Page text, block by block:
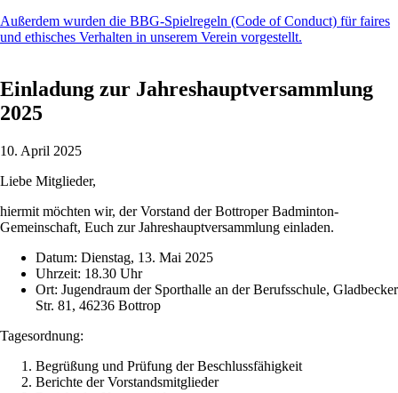
Außerdem wurden die BBG-Spielregeln (Code of Conduct) für faires
und ethisches Verhalten in unserem Verein vorgestellt.
Einladung zur Jahreshauptversammlung
2025
10. April 2025
Liebe Mitglieder,
hiermit möchten wir, der Vorstand der Bottroper Badminton-
Gemeinschaft, Euch zur Jahreshauptversammlung einladen.
Datum: Dienstag, 13. Mai 2025
Uhrzeit: 18.30 Uhr
Ort: Jugendraum der Sporthalle an der Berufsschule, Gladbecker
Str. 81, 46236 Bottrop
Tagesordnung:
Begrüßung und Prüfung der Beschlussfähigkeit
Berichte der Vorstandsmitglieder